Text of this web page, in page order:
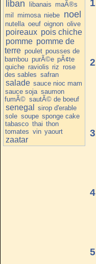
liban libanais maÃ®s
mil mimosa niebe noel
nutella oeuf oignon olive
poireaux pois chiche
pomme pomme de
terre poulet pousses de
bambou purÃ©e pÃ¢te
quiche raviolis riz rose
des sables safran
salade sauce nioc mam
sauce soja saumon
fumÃ© sautÃ© de boeuf
senegal
sirop d'erable
sole soupe sponge cake
tabasco thai thon
tomates vin yaourt
zaatar